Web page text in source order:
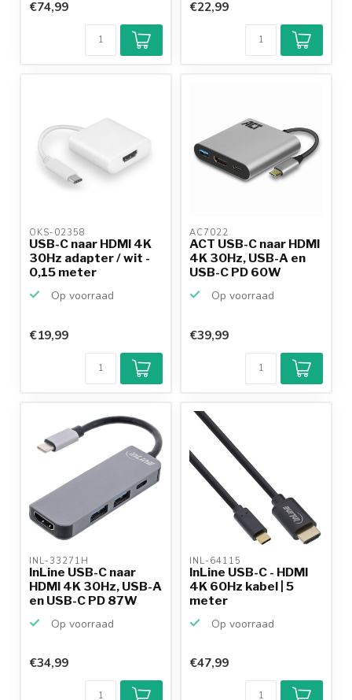
€74,99 €22,99
OKS-02358
USB-C naar HDMI 4K
30Hz adapter / wit -
0,15 meter
Op voorraad
€19,99
AC7022
ACT USB-C naar HDMI
4K 30Hz, USB-A en
USB-C PD 60W
Op voorraad
€39,99
INL-33271H
InLine USB-C naar
HDMI 4K 30Hz, USB-A
en USB-C PD 87W
Op voorraad
€34,99
INL-64115
InLine USB-C - HDMI
4K 60Hz kabel | 5
meter
Op voorraad
€47,99